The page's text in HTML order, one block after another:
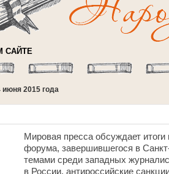
САЙТЕ
2015 года
Мировая пресса обсуждает
форума, завершившегося в
темами среди западных
в России, антироссийские